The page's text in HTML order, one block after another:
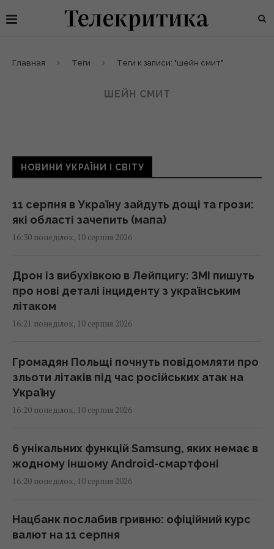
Главная Теги Теги к записи: "шейн смит"
ШЕЙН СМИТ
НОВИНИ УКРАЇНИ І СВІТУ
11 серпня в Україну зайдуть дощі та грози:
які області зачепить (мапа)
16:30 понеділок, 10 серпня 2026
Дрон із вибухівкою в Лейпцигу: ЗМІ пишуть
про нові деталі інциденту з українським
літаком
16:21 понеділок, 10 серпня 2026
Громадян Польщі почнуть повідомляти про
зльоти літаків під час російських атак на
Україну
16:20 понеділок, 10 серпня 2026
6 унікальних функцій Samsung, яких немає в
жодному іншому Android-смартфоні
16:20 понеділок, 10 серпня 2026
Нацбанк послабив гривню: офіційний курс
валют на 11 серпня